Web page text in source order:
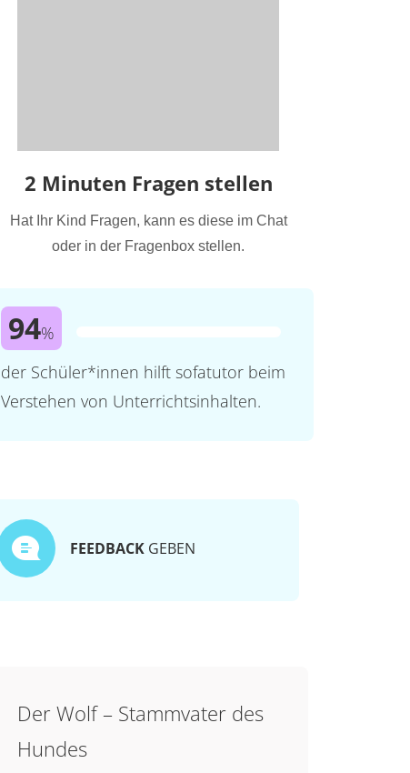
2 Minuten Fragen stellen
Hat Ihr Kind Fragen, kann es diese im Chat
oder in der Fragenbox stellen.
94%
der Schüler*innen hilft sofatutor beim
Verstehen von Unterrichtsinhalten.
FEEDBACK GEBEN
Der Wolf – Stammvater des
Hundes